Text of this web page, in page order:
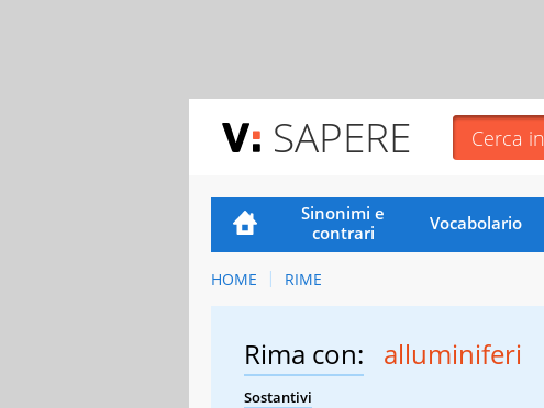
SAPERE
Sinonimi e
contrari
Vocabolario
HOME RIME
Rima con: alluminiferi
Sostantivi